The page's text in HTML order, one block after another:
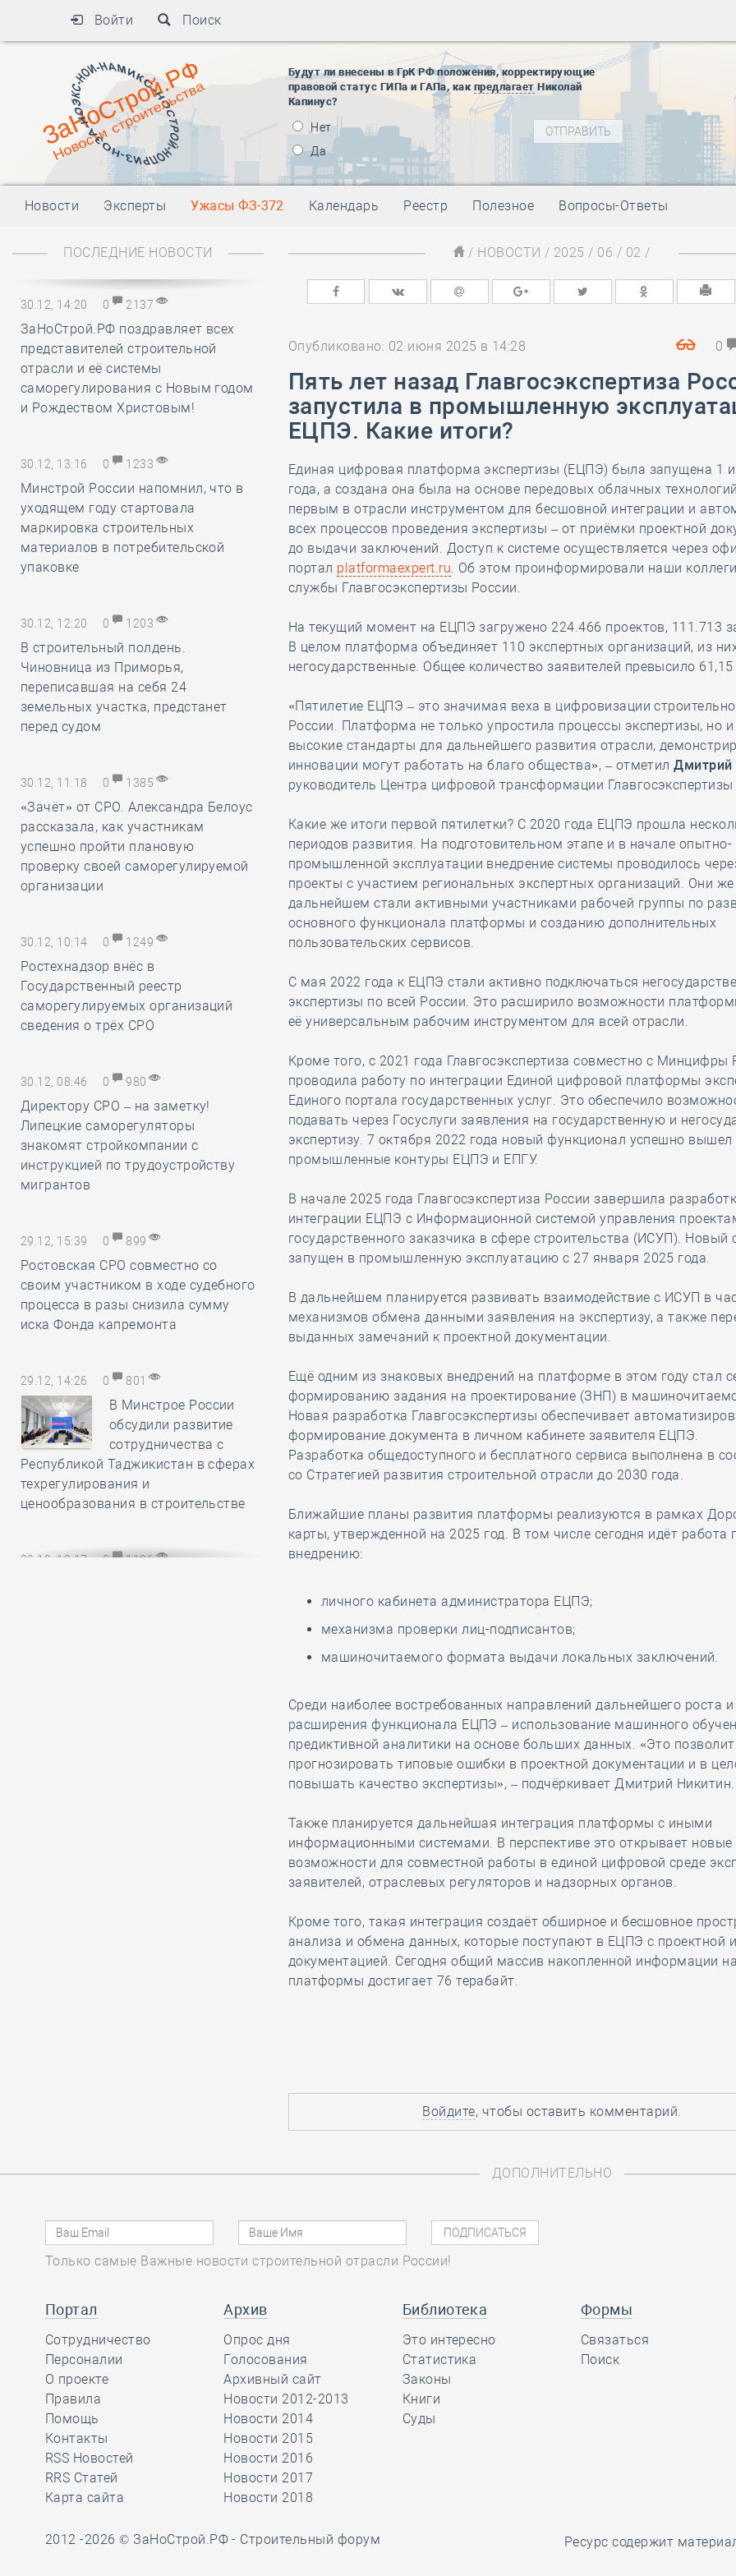
Войти Поиск
Будут ли внесены в ГрК РФ положения, корректирующие
правовой статус ГИПа и ГАПа, как предлагаетНиколай
Капинус?
Нет
Да
27 января
блокады
01 мая-
09 мая-
10 ноября
27 января
01 мая
-
28 мая-
Новости Эксперты Ужасы ФЗ-372 Календарь Реестр Полезное Вопросы-Ответы
ПОСЛЕДНИЕ НОВОСТИ
30.12, 14:20 0 2137
ЗаНоСтрой.РФ поздравляет всех
представителей строительной
отрасли и её системы
саморегулирования с Новым годом
и Рождеством Христовым!
30.12, 13:16 0 1233
Минстрой России напомнил, что в
уходящем году стартовала
маркировка строительных
материалов в потребительской
упаковке
30.12, 12:20 0 1203
В строительный полдень.
Чиновница из Приморья,
переписавшая на себя 24
земельных участка, предстанет
перед судом
30.12, 11:18 0 1385
«Зачёт» от СРО. Александра Белоус
рассказала, как участникам
успешно пройти плановую
проверку своей саморегулируемой
организации
30.12, 10:14 0 1249
Ростехнадзор внёс в
Государственный реестр
саморегулируемых организаций
сведения о трёх СРО
30.12, 08:46 0 980
Директору СРО – на заметку!
Липецкие саморегуляторы
знакомят стройкомпании с
инструкцией по трудоустройству
мигрантов
29.12, 15:39 0 899
Ростовская СРО совместно со
своим участником в ходе судебного
процесса в разы снизила сумму
иска Фонда капремонта
29.12, 14:26 0 801
В Минстрое России
обсудили развитие
сотрудничества с
Республикой Таджикистан в сферах
техрегулирования и
ценообразования в строительстве
29.12, 13:17 0 1126
Минстрое России
Участники столичной СРО
одобрили повышение ЧВ для
членов, наделённых правом
конкурентного заключения
договора
26.12, 14:22 0
Анвар Шамузафаров провёл
заседание комиссии
Общественного совета при
/ НОВОСТИ / 2025 / 06 / 02 /
Опубликовано: 02 июня 2025 в 14:28 0
Пять лет назад Главгосэкспертиза
запустила в промышленную
ЕЦПЭ. Какие итоги?
Единая цифровая платформа экспертизы (ЕЦПЭ) была запущена 1
года, а создана она была на основе передовых облачных
первым в отрасли инструментом для бесшовной интеграции и
всех процессов проведения экспертизы – от приёмки проектной
до выдачи заключений. Доступ к системе осуществляется через
портал platformaexpert.ru. Об этом проинформировали наши
службы Главгосэкспертизы России.
На текущий момент на ЕЦПЭ загружено 224.466 проектов, 111.713
В целом платформа объединяет 110 экспертных организаций, из
негосударственные. Общее количество заявителей превысило
«Пятилетие ЕЦПЭ – это значимая веха в цифровизации
России. Платформа не только упростила процессы экспертизы, но и
высокие стандарты для дальнейшего развития отрасли,
инновации могут работать на благо общества», – отметилДмитрий
руководитель Центра цифровой трансформации Главгосэкспертизы
Какие же итоги первой пятилетки? С 2020 года ЕЦПЭ прошла
периодов развития. На подготовительном этапе и в начале опытно-
промышленной эксплуатации внедрение системы проводилось
проекты с участием региональных экспертных организаций. Они же
дальнейшем стали активными участниками рабочей группы по
основного функционала платформы и созданию дополнительных
пользовательских сервисов.
С мая 2022 года к ЕЦПЭ стали активно подключаться
экспертизы по всей России. Это расширило возможности
её универсальным рабочим инструментом для всей отрасли.
Кроме того, с 2021 года Главгосэкспертиза совместно с Минцифры
проводила работу по интеграции Единой цифровой платформы
Единого портала государственных услуг. Это обеспечило
подавать через Госуслуги заявления на государственную и
экспертизу. 7 октября 2022 года новый функционал успешно вышел
промышленные контуры ЕЦПЭ и ЕПГУ.
В начале 2025 года Главгосэкспертиза России завершила
интеграции ЕЦПЭ с Информационной системой управления
государственного заказчика в сфере строительства (ИСУП). Новый
запущен в промышленную эксплуатацию с 27 января 2025 года.
В дальнейшем планируется развивать взаимодействие с ИСУП в
механизмов обмена данными заявления на экспертизу, а также
выданных замечаний к проектной документации.
Ещё одним из знаковых внедрений на платформе в этом году стал
формированию задания на проектирование (ЗНП) в
Новая разработка Главгосэкспертизы обеспечивает
формирование документа в личном кабинете заявителя ЕЦПЭ.
Разработка общедоступного и бесплатного сервиса выполнена в
со Стратегией развития строительной отрасли до 2030 года.
Ближайшие планы развития платформы реализуются в рамках
карты, утвержденной на 2025 год. В том числе сегодня идёт работа
внедрению:
личного кабинета администратора ЕЦПЭ;
механизма проверки лиц-подписантов;
машиночитаемого формата выдачи локальных заключений.
Среди наиболее востребованных направлений дальнейшего роста и
расширения функционала ЕЦПЭ – использование машинного
предиктивной аналитики на основе больших данных. «Это позволит
прогнозировать типовые ошибки в проектной документации и в
повышать качество экспертизы», – подчёркивает Дмитрий Никитин.
Также планируется дальнейшая интеграция платформы с иными
информационными системами. В перспективе это открывает новые
возможности для совместной работы в единой цифровой среде
заявителей, отраслевых регуляторов и надзорных органов.
Кроме того, такая интеграция создаёт обширное и бесшовное
анализа и обмена данных, которые поступают в ЕЦПЭ с проектной
документацией. Сегодня общий массив накопленной информации
платформы достигает 76 терабайт.
Войдите, чтобы оставить комментарий.
ДОПОЛНИТЕЛЬНО
Только самые Важные новости строительной отрасли России!
Портал
Сотрудничество
Персоналии
О проекте
Правила
Помощь
Контакты
RSS Новостей
RRS Статей
Карта сайта
Архив
Опрос дня
Голосования
Архивный сайт
Новости 2012-2013
Новости 2014
Новости 2015
Новости 2016
Новости 2017
Новости 2018
Библиотека
Это интересно
Статистика
Законы
Книги
Суды
Формы
Связаться
Поиск
2012 -2026 © ЗаНоСтрой.РФ - Строительный форум Ресурс содержит